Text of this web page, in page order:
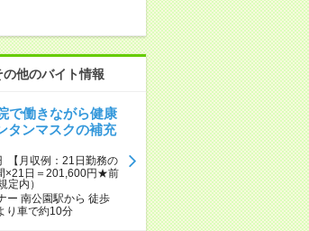
他のバイト情報
で働きながら健康
タンマスクの補充
【月収例：21日勤務の
×21日＝201,600円★前
定内）
ー 南公園駅から 徒歩
り車で約10分